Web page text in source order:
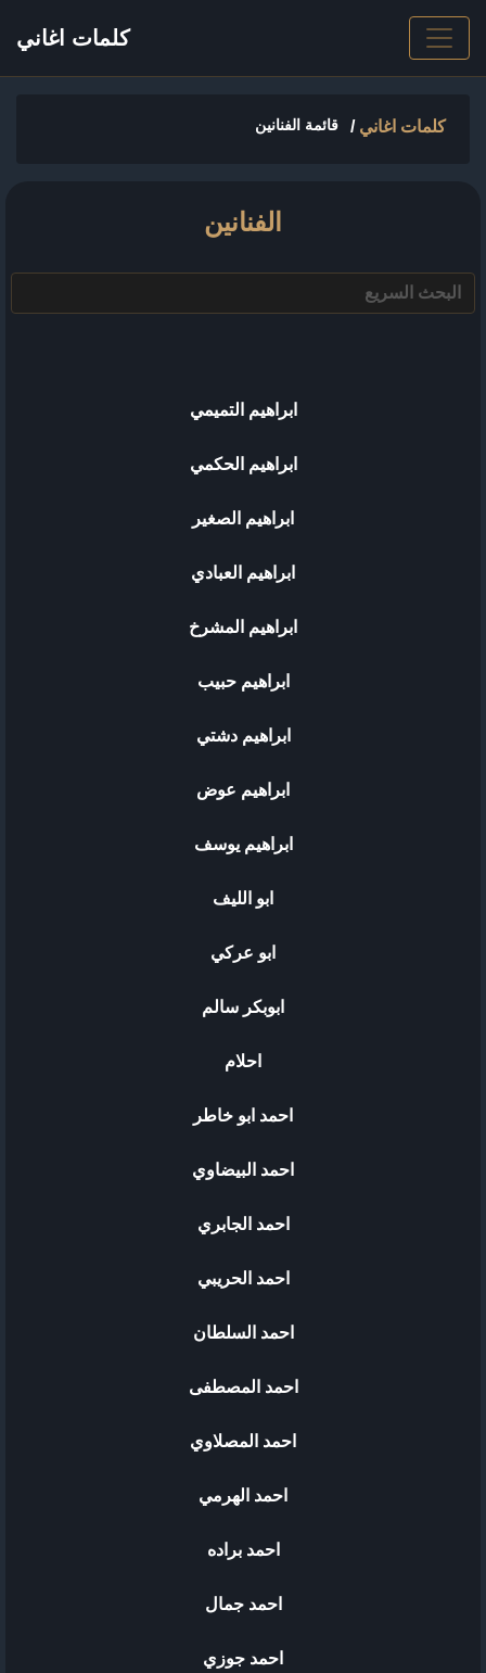
كلمات اغاني
كلمات اغاني / قائمة الفنانين
الفنانين
ابراهيم التميمي
ابراهيم الحكمي
ابراهيم الصغير
ابراهيم العبادي
ابراهيم المشرخ
ابراهيم حبيب
ابراهيم دشتي
ابراهيم عوض
ابراهيم يوسف
ابو الليف
ابو عركي
ابوبكر سالم
احلام
احمد ابو خاطر
احمد البيضاوي
احمد الجابري
احمد الحريبي
احمد السلطان
احمد المصطفى
احمد المصلاوي
احمد الهرمي
احمد براده
احمد جمال
احمد جوزي